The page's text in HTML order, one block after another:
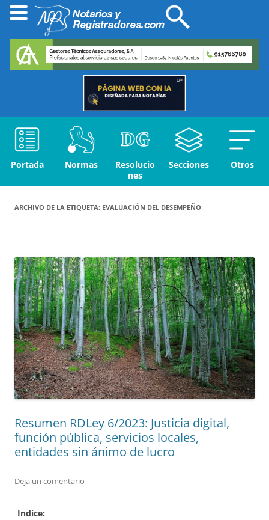
Portada Normas
Resolucio
nes
Secciones Otros
ARCHIVO DE LA ETIQUETA: EVALUACIÓN DEL DESEMPEÑO
Resumen RDLey 6/2023: Justicia digital,
función pública, servicios locales,
entidades sin ánimo de lucro
Deja un comentario
Indice: